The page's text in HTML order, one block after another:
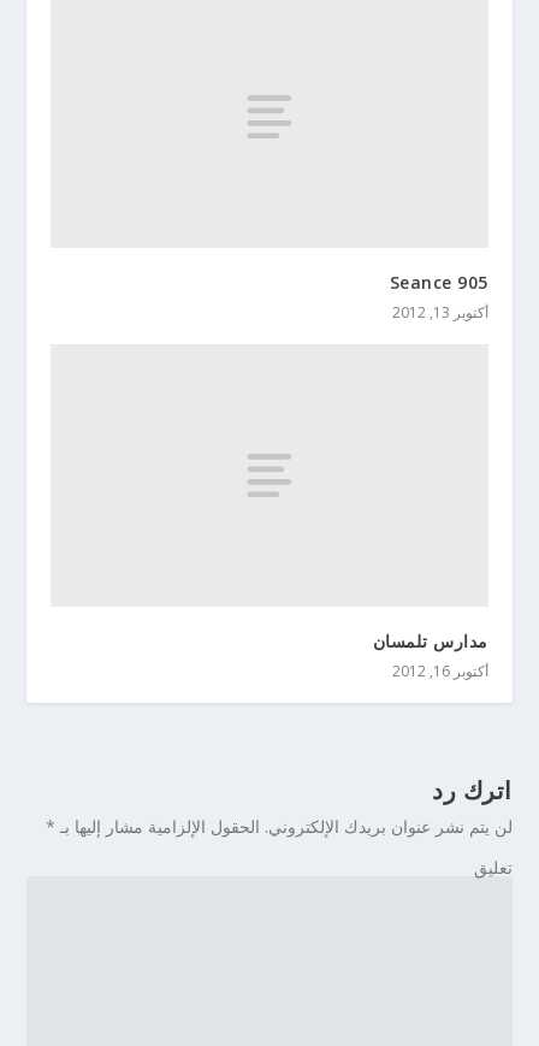
Seance 905
أكتوبر 13, 2012
مدارس تلمسان
أكتوبر 16, 2012
اترك رد
لن يتم نشر عنوان بريدك الإلكتروني. الحقول الإلزامية مشار إليها بـ *
تعليق